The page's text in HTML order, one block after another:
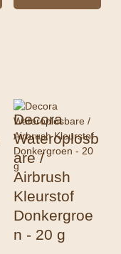
Decora
Wateroplosb
are /
Airbrush
Kleurstof
Donkergroe
n - 20 g